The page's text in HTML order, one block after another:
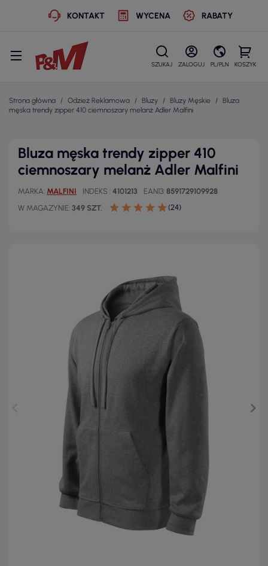
KONTAKT WYCENA RABATY
SZUKAJ ZALOGUJ PL/PLN KOSZYK
Strona główna Odzież Reklamowa Bluzy Bluzy Męskie
Bluza
męska trendy zipper 410 ciemnoszary melanż Adler Malfini
Bluza męska trendy zipper 410
ciemnoszary melanż Adler Malfini
MARKA MALFINI INDEKS 4101213 EAN13 8591729109928
W MAGAZYNIE 349 SZT. (24)